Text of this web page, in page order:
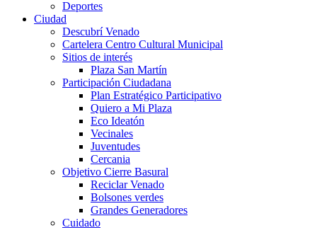
Deportes
Ciudad
Descubrí Venado
Cartelera Centro Cultural Municipal
Sitios de interés
Plaza San Martín
Participación Ciudadana
Plan Estratégico Participativo
Quiero a Mi Plaza
Eco Ideatón
Vecinales
Juventudes
Cercania
Objetivo Cierre Basural
Reciclar Venado
Bolsones verdes
Grandes Generadores
Cuidado